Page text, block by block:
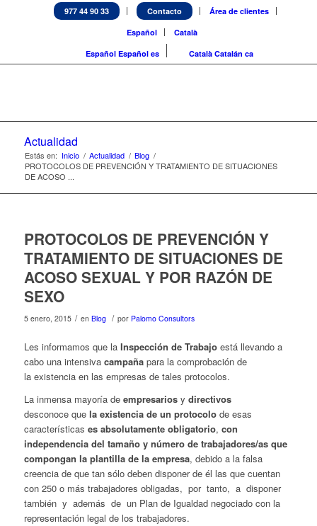
977 44 90 33 Contacto
Área de clientes
Español
Català
Español Español es Català Catalán ca
Actualidad
Estás en: Inicio / Actualidad / Blog /
PROTOCOLOS DE PREVENCIÓN Y TRATAMIENTO DE SITUACIONES
DE ACOSO ...
PROTOCOLOS DE PREVENCIÓN Y
TRATAMIENTO DE SITUACIONES DE
ACOSO SEXUAL Y POR RAZÓN DE
SEXO
5 enero, 2015 / en Blog / por Palomo Consultors
Les informamos que la Inspección de Trabajoestá llevando a
cabo una intensiva campañapara la comprobación de
la existencia en las empresas de tales protocolos.
La inmensa mayoría deempresariosy directivos
desconoce que la existencia de un protocolo de esas
características es absolutamente obligatorio, con
independencia del tamaño y número de trabajadores/as que
compongan la plantilla de la empresa, debido a la falsa
creencia de que tan sólo deben disponer de él las que cuentan
con 250 o más trabajadores obligadas, por tanto, a disponer
también y además de un Plan de Igualdad negociado con la
representación legal de los trabajadores.